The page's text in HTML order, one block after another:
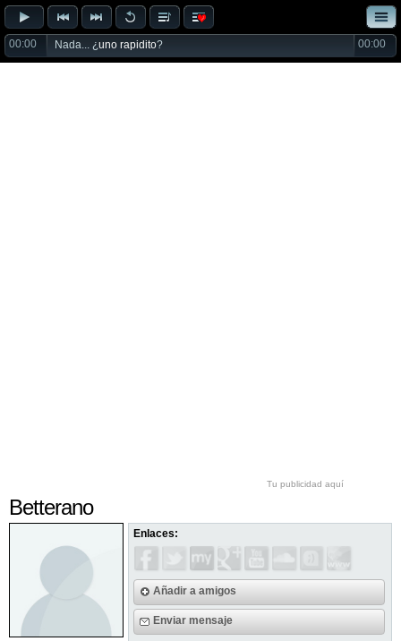
00:00 Nada... ¿uno rapidito? 00:00
Tu publicidad aquí
Betterano
Enlaces:
Añadir a amigos
Enviar mensaje